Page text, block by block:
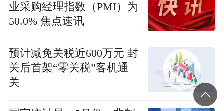
业采购经理指数（PMI）为
50.0% 焦点速讯
预计减免关税近600万元 封
关后首架“零关税”客机通
关